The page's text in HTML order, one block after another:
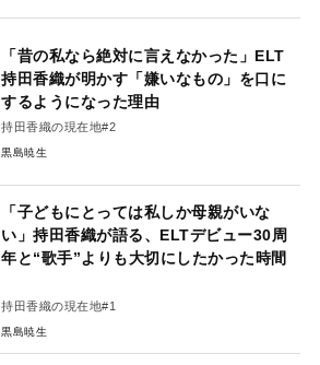
「昔の私なら絶対に言えなかった」ELT
持田香織が明かす「嫌いなもの」を口に
するようになった理由
持田香織の現在地#2
黒島暁生
「子どもにとっては私しか母親がいな
い」持田香織が語る、ELTデビュー30周
年と“歌手”よりも大切にしたかった時間
持田香織の現在地#1
黒島暁生